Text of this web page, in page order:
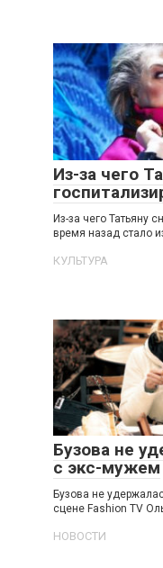
Из-за чего
Из-за чего Татьяну
время назад стало
КУЛЬТУРА
Бузова не
с экс-мужем
Бузова не
сцене Fashion TV
НОВОСТИ